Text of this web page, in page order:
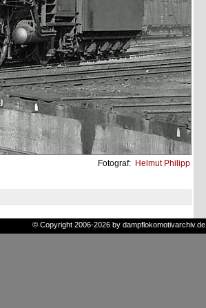
Fotograf: Helmut Philipp
© Copyright 2006-2026 by dampflokomotivarchiv.de